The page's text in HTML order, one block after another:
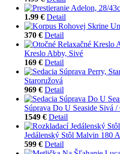
1.99 € Detail
370 € Detail
Kreslo Abby, Sivé
169 € Detail
Staroružová
969 € Detail
Súprava Do U Seaside Sivá /
1549 € Detail
Jedálenský Stôl Malvin 180
599 € Detail